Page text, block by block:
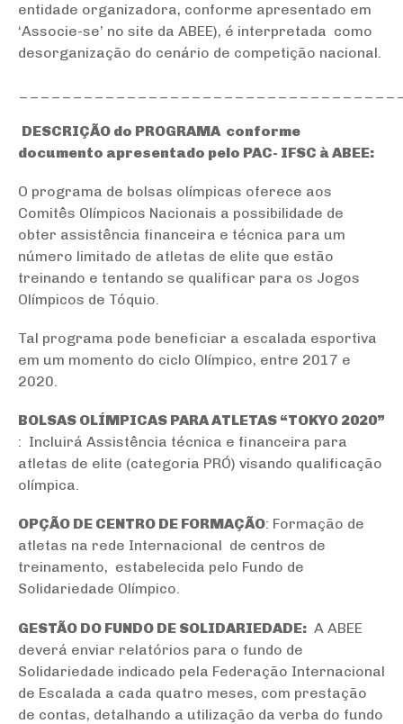
entidade organizadora, conforme apresentado em
‘Associe-se’ no site da ABEE), é interpretada como
desorganização do cenário de competição nacional.
DESCRIÇÃO do PROGRAMA conforme
documento apresentado pelo PAC- IFSC à ABEE:
O programa de bolsas olímpicas oferece aos
Comitês Olímpicos Nacionais a possibilidade de
obter assistência financeira e técnica para um
número limitado de atletas de elite que estão
treinando e tentando se qualificar para os Jogos
Olímpicos de Tóquio.
Tal programa pode beneficiar a escalada esportiva
em um momento do ciclo Olímpico, entre 2017 e
2020.
BOLSAS OLÍMPICAS PARA ATLETAS “TOKYO 2020”
: Incluirá Assistência técnica e financeira para
atletas de elite (categoria PRÓ) visando qualificação
olímpica.
OPÇÃO DE CENTRO DE FORMAÇÃO: Formação de
atletas na rede Internacional de centros de
treinamento, estabelecida pelo Fundo de
Solidariedade Olímpico.
GESTÃO DO FUNDO DE SOLIDARIEDADE: A ABEE
deverá enviar relatórios para o fundo de
Solidariedade indicado pela Federação Internacional
de Escalada a cada quatro meses, com prestação
de contas, detalhando a utilização da verba do fundo